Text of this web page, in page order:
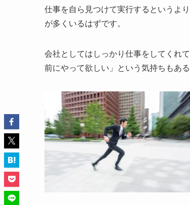
仕事を自ら見つけて実行するというよ
が多くいるはずです。
会社としてはしっかり仕事をしてくれ
前にやって欲しい」という気持ちもある